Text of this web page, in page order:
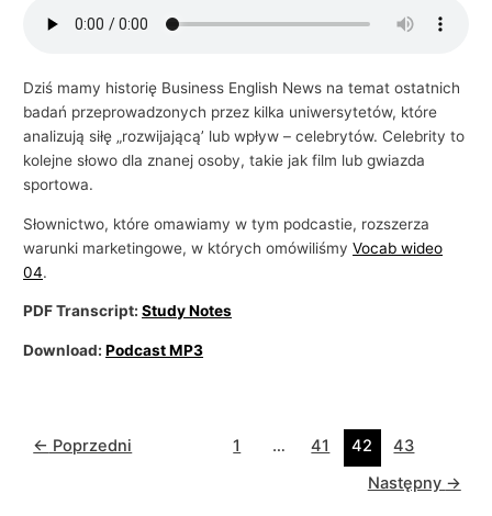
Dziś mamy historię Business English News na temat ostatnich
badań przeprowadzonych przez kilka uniwersytetów, które
analizują siłę „rozwijającą’ lub wpływ – celebrytów. Celebrity to
kolejne słowo dla znanej osoby, takie jak film lub gwiazda
sportowa.
Słownictwo, które omawiamy w tym podcastie, rozszerza
warunki marketingowe, w których omówiliśmyVocab wideo
04.
PDF Transcript:Study Notes
Download:Podcast MP3
← Poprzedni 1 … 41 42
43
Następny →